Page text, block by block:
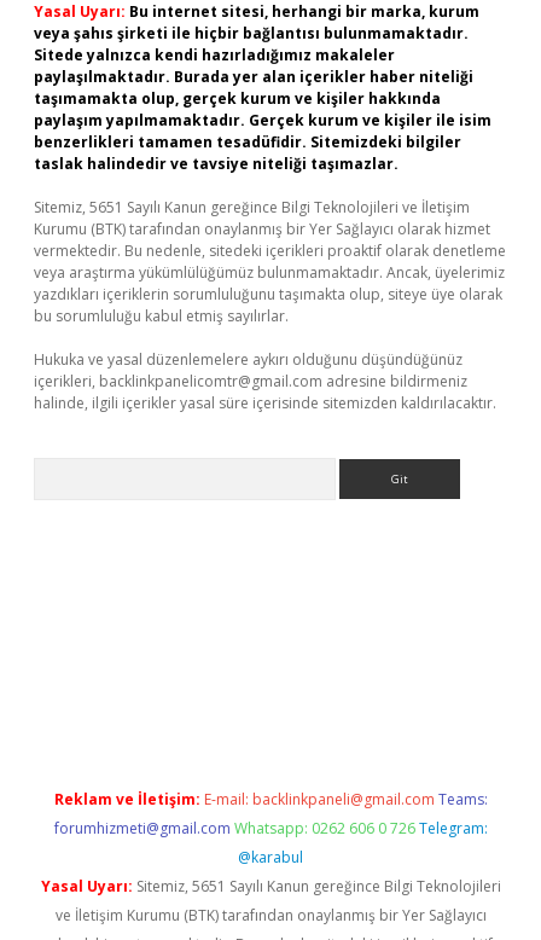
Yasal Uyarı: Bu internet sitesi, herhangi bir marka, kurum
veya şahıs şirketi ile hiçbir bağlantısı bulunmamaktadır.
Sitede yalnızca kendi hazırladığımız makaleler
paylaşılmaktadır. Burada yer alan içerikler haber niteliği
taşımamakta olup, gerçek kurum ve kişiler hakkında
paylaşım yapılmamaktadır. Gerçek kurum ve kişiler ile isim
benzerlikleri tamamen tesadüfidir. Sitemizdeki bilgiler
taslak halindedir ve tavsiye niteliği taşımazlar.
Sitemiz, 5651 Sayılı Kanun gereğince Bilgi Teknolojileri ve İletişim
Kurumu (BTK) tarafından onaylanmış bir Yer Sağlayıcı olarak hizmet
vermektedir. Bu nedenle, sitedeki içerikleri proaktif olarak denetleme
veya araştırma yükümlülüğümüz bulunmamaktadır. Ancak, üyelerimiz
yazdıkları içeriklerin sorumluluğunu taşımakta olup, siteye üye olarak
bu sorumluluğu kabul etmiş sayılırlar.
Hukuka ve yasal düzenlemelere aykırı olduğunu düşündüğünüz
içerikleri, backlinkpanelicomtr@gmail.com adresine bildirmeniz
halinde, ilgili içerikler yasal süre içerisinde sitemizden kaldırılacaktır.
Reklam ve İletişim: E-mail: backlinkpaneli@gmail.com Teams:
forumhizmeti@gmail.com Whatsapp: 0262 606 0 726 Telegram:
@karabul
Yasal Uyarı: Sitemiz, 5651 Sayılı Kanun gereğince Bilgi Teknolojileri
ve İletişim Kurumu (BTK) tarafından onaylanmış bir Yer Sağlayıcı